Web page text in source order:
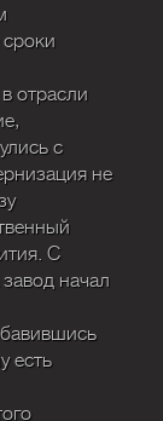
сроки
отрасли
с
не
С
начал
есть